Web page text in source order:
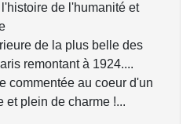
de l'humanité et
de la plus belle des
remontant à 1924....
commentée au coeur d'un
et plein de charme !...